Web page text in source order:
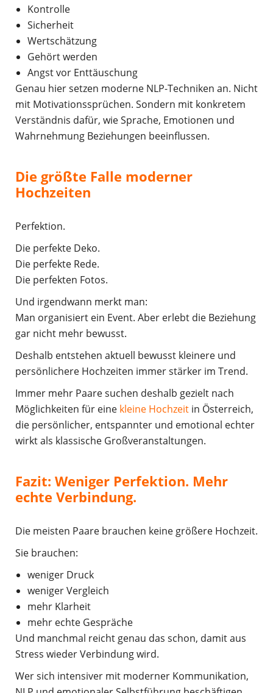
Kontrolle
Sicherheit
Wertschätzung
Gehört werden
Angst vor Enttäuschung
Genau hier setzen moderne NLP-Techniken an. Nicht
mit Motivationssprüchen. Sondern mit konkretem
Verständnis dafür, wie Sprache, Emotionen und
Wahrnehmung Beziehungen beeinflussen.
Die größte Falle moderner
Hochzeiten
Perfektion.
Die perfekte Deko.
Die perfekte Rede.
Die perfekten Fotos.
Und irgendwann merkt man:
Man organisiert ein Event. Aber erlebt die Beziehung
gar nicht mehr bewusst.
Deshalb entstehen aktuell bewusst kleinere und
persönlichere Hochzeiten immer stärker im Trend.
Immer mehr Paare suchen deshalb gezielt nach
Möglichkeiten für eine kleine Hochzeit in Österreich,
die persönlicher, entspannter und emotional echter
wirkt als klassische Großveranstaltungen.
Fazit: Weniger Perfektion. Mehr
echte Verbindung.
Die meisten Paare brauchen keine größere Hochzeit.
Sie brauchen:
weniger Druck
weniger Vergleich
mehr Klarheit
mehr echte Gespräche
Und manchmal reicht genau das schon, damit aus
Stress wieder Verbindung wird.
Wer sich intensiver mit moderner Kommunikation,